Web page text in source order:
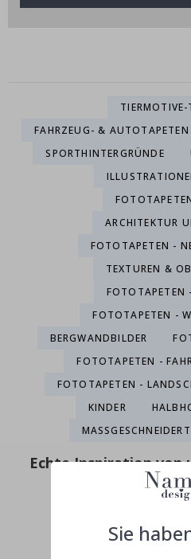
TIERMOTIVE-
FAHRZEUG- & AUTOTAPETEN
SPORTHINTERGRÜNDE
ARCHITEKTUR
FOTOTAPETEN -
TEXTUREN &
FOTOTAPETEN
FOTOTAPETEN -
BERGWANDBILDER
FOTOTAPETEN -
FOTOTAPETEN -
KINDER
Echte Inspiration von
Sie